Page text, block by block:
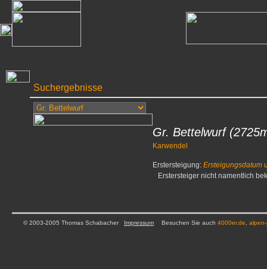
Suchergebnisse
Gr. Bettelwurf
Karwendel
Erstersteigung: Ersteigungsdatum
Erstersteiger nicht namentlich
© 2003-2005 Thomas Schabacher Impressum Besuchen Sie auch 4000er.de